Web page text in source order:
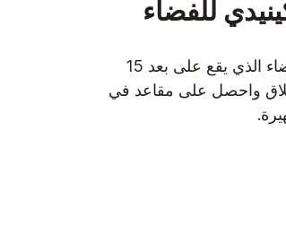
للفضاء
قم بزيارة مجمع زوار مركز كينيدي للفضاء الذي يقع على بعد 15
واحصل على مقاعد في